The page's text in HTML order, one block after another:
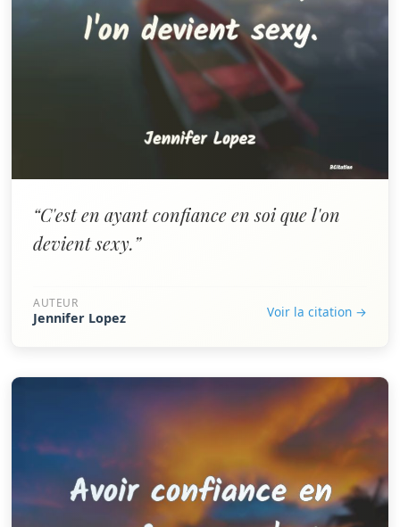
“C'est en ayant confiance en soi que l'on
devient sexy.”
AUTEUR
Jennifer Lopez Voir la citation →